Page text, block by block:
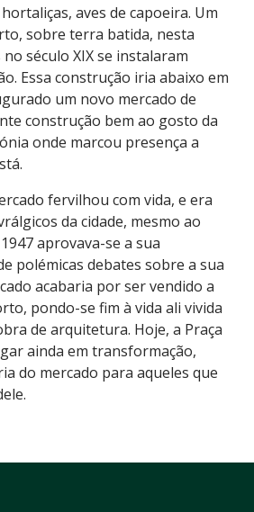
aves de capoeira. Um
sobre terra batida, nesta
século XIX se instalaram
Essa construção iria abaixo em
um novo mercado de
construção bem ao gosto da
onde marcou presença a
fervilhou com vida, e era
da cidade, mesmo ao
aprovava-se a sua
polémicas debates sobre a sua
acabaria por ser vendido a
pondo-se fim à vida ali vivida
de arquitetura. Hoje, a Praça
ainda em transformação,
do mercado para aqueles que